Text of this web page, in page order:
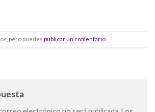
pero puedes publicar un comentario